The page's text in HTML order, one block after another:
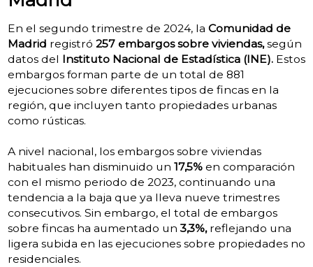
En el segundo trimestre de 2024, la Comunidad de
Madrid registró 257 embargos sobre viviendas,según
datos del Instituto Nacional de Estadística (INE).Estos
embargos forman parte de un total de 881
ejecuciones sobre diferentes tipos de fincas en la
región, que incluyen tanto propiedades urbanas
como rústicas.
A nivel nacional, los embargos sobre viviendas
habituales han disminuido un 17,5%en comparación
con el mismo periodo de 2023, continuando una
tendencia a la baja que ya lleva nueve trimestres
consecutivos. Sin embargo, el total de embargos
sobre fincas ha aumentado un3,3%,reflejando una
ligera subida en las ejecuciones sobre propiedades no
residenciales.